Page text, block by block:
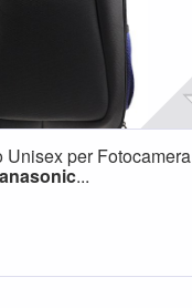
Unisex per Fotocamera
...